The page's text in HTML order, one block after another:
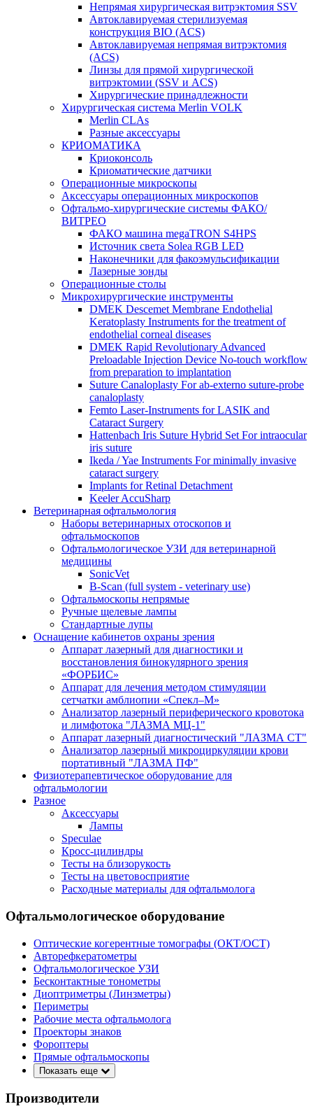
Непрямая хирургическая витрэктомия SSV
Автоклавируемая стерилизуемая
конструкция BIO (ACS)
Автоклавируемая непрямая витрэктомия
(ACS)
Линзы для прямой хирургической
витрэктомии (SSV и ACS)
Хирургические принадлежности
Хирургическая система Merlin VOLK
Merlin CLAs
Разные аксессуары
КРИОМАТИКА
Криоконсоль
Криоматические датчики
Операционные микроскопы
Аксессуары операционных микроскопов
Офтальмо-хирургические системы ФАКО/
ВИТРЕО
ФАКО машина megaTRON S4HPS
Источник света Solea RGB LED
Наконечники для факоэмульсификации
Лазерные зонды
Операционные столы
Микрохирургические инструменты
DMEK Descemet Membrane Endothelial
Keratoplasty Instruments for the treatment of
endothelial corneal diseases
DMEK Rapid Revolutionary Advanced
Preloadable Injection Device No-touch workflow
from preparation to implantation
Suture Canaloplasty For ab-externo suture-probe
canaloplasty
Femto Laser-Instruments for LASIK and
Cataract Surgery
Hattenbach Iris Suture Hybrid Set For intraocular
iris suture
Ikeda / Yae Instruments For minimally invasive
cataract surgery
Implants for Retinal Detachment
Keeler AccuSharp
Ветеринарная офтальмология
Наборы ветеринарных отоскопов и
офтальмоскопов
Офтальмологическое УЗИ для ветеринарной
медицины
SonicVet
B-Scan (full system - veterinary use)
Офтальмоскопы непрямые
Ручные щелевые лампы
Стандартные лупы
Оснащение кабинетов охраны зрения
Аппарат лазерный для диагностики и
восстановления бинокулярного зрения
«ФОРБИС»
Аппарат для лечения методом стимуляции
сетчатки амблиопии «Спекл–М»
Анализатор лазерный периферического кровотока
и лимфотока "ЛАЗМА МЦ-1"
Аппарат лазерный диагностический "ЛАЗМА СТ"
Анализатор лазерный микроциркуляции крови
портативный "ЛАЗМА ПФ"
Физиотерапевтическое оборудование для
офтальмологии
Разное
Аксессуары
Лампы
Speculae
Кросс-цилиндры
Тесты на близорукость
Тесты на цветовосприятие
Расходные материалы для офтальмолога
Офтальмологическое оборудование
Оптические когерентные томографы (ОКТ/ОСТ)
Авторефкератометры
Офтальмологическое УЗИ
Бесконтактные тонометры
Диоптриметры (Линзметры)
Периметры
Рабочие места офтальмолога
Проекторы знаков
Фороптеры
Прямые офтальмоскопы
Показать еще
Производители